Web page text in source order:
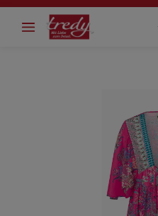
springen